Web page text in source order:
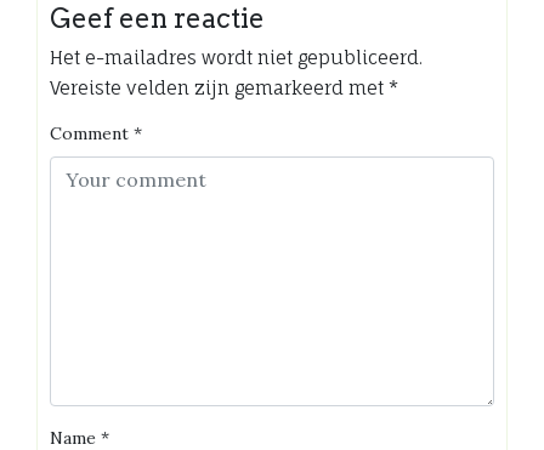
Geef een reactie
Het e-mailadres wordt niet gepubliceerd.
Vereiste velden zijn gemarkeerd met *
Comment *
Name *